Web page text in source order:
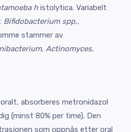
histolytica. Variabelt
Bifidobacterium spp.,
stammer av
Actinomyces,
absorberes metronidazol
(minst 80% per time). Den
som oppnås etter oral